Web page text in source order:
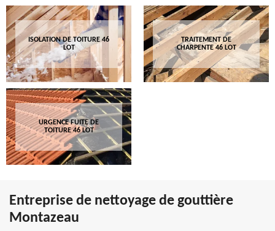
ISOLATION DE TOITURE 46
LOT
TRAITEMENT DE
CHARPENTE 46 LOT
URGENCE FUITE DE
TOITURE 46 LOT
Entreprise de nettoyage de gouttière
Montazeau